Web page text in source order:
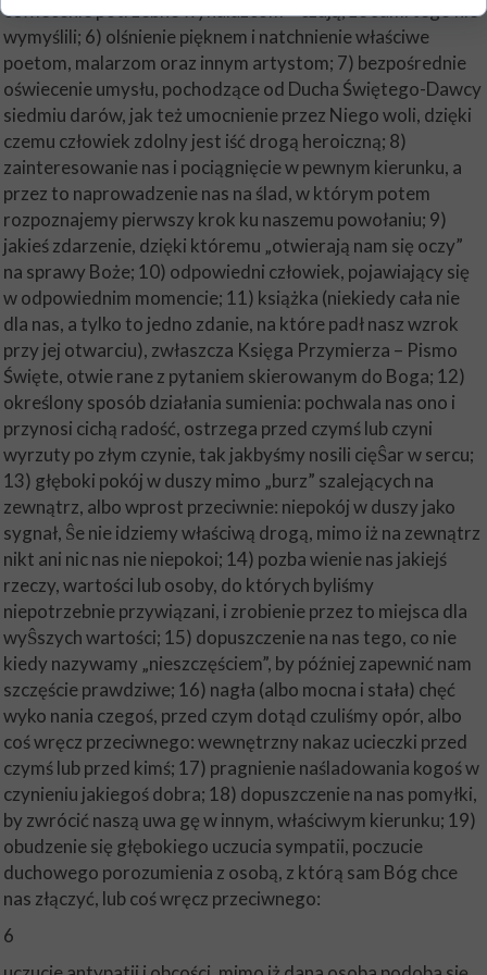
oświecenie potrzebne wynalazcom – czują, że sami tego nie
wymyślili; 6) olśnienie pięknem i natchnienie właściwe
poetom, malarzom oraz innym artystom; 7) bezpośrednie
oświecenie umysłu, pochodzące od Ducha Świętego-Dawcy
siedmiu darów, jak też umocnienie przez Niego woli, dzięki
czemu człowiek zdolny jest iść drogą heroiczną; 8)
zainteresowanie nas i pociągnięcie w pewnym kierunku, a
przez to naprowadzenie nas na ślad, w którym potem
rozpoznajemy pierwszy krok ku naszemu powołaniu; 9)
jakieś zdarzenie, dzięki któremu „otwierają nam się oczy”
na sprawy Boże; 10) odpowiedni człowiek, pojawiający się
w odpowiednim momencie; 11) książka (niekiedy cała nie
dla nas, a tylko to jedno zdanie, na które padł nasz wzrok
przy jej otwarciu), zwłaszcza Księga Przymierza – Pismo
Święte, otwie rane z pytaniem skierowanym do Boga; 12)
określony sposób działania sumienia: pochwala nas ono i
przynosi cichą radość, ostrzega przed czymś lub czyni
wyrzuty po złym czynie, tak jakbyśmy nosili cięŜar w sercu;
13) głęboki pokój w duszy mimo „burz” szalejących na
zewnątrz, albo wprost przeciwnie: niepokój w duszy jako
sygnał, Ŝe nie idziemy właściwą drogą, mimo iż na zewnątrz
nikt ani nic nas nie niepokoi; 14) pozba wienie nas jakiejś
rzeczy, wartości lub osoby, do których byliśmy
niepotrzebnie przywiązani, i zrobienie przez to miejsca dla
wyŜszych wartości; 15) dopuszczenie na nas tego, co nie
kiedy nazywamy „nieszczęściem”, by później zapewnić nam
szczęście prawdziwe; 16) nagła (albo mocna i stała) chęć
wyko nania czegoś, przed czym dotąd czuliśmy opór, albo
coś wręcz przeciwnego: wewnętrzny nakaz ucieczki przed
czymś lub przed kimś; 17) pragnienie naśladowania kogoś w
czynieniu jakiegoś dobra; 18) dopuszczenie na nas pomyłki,
by zwrócić naszą uwa gę w innym, właściwym kierunku; 19)
obudzenie się głębokiego uczucia sympatii, poczucie
duchowego porozumienia z osobą, z którą sam Bóg chce
nas złączyć, lub coś wręcz przeciwnego:
6